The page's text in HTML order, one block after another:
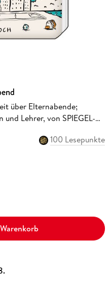
über Elternabende;
Lehrer, von SPIEGEL-
100 Lesepunkte